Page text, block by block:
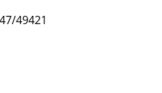
49421